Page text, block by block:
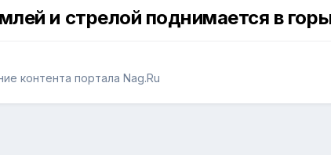
и стрелой поднимается в
контента портала Nag.Ru